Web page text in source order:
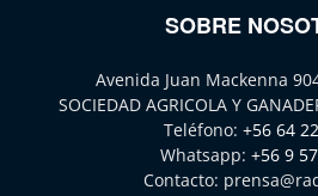
SOBRE
Avenida Juan Mackenna
SOCIEDAD AGRICOLA Y
Teléfono: +56 64
Whatsapp: +56 9
Contacto: